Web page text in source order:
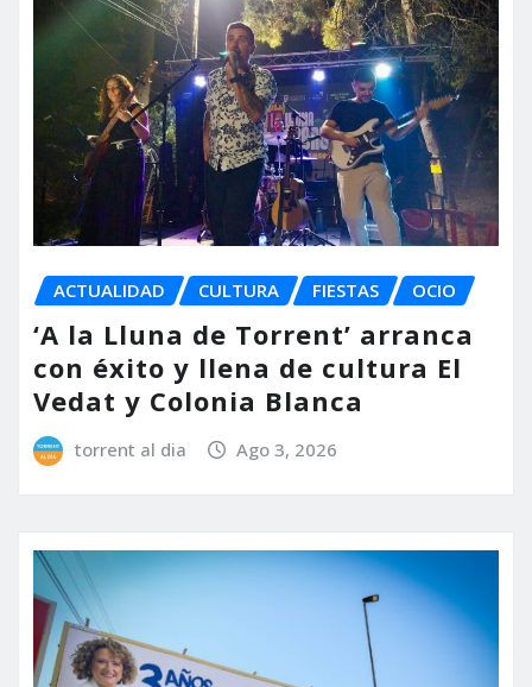
ACTUALIDAD CULTURA FIESTAS OCIO
‘A la Lluna de Torrent’ arranca
con éxito y llena de cultura El
Vedat y Colonia Blanca
torrent al dia Ago 3, 2026